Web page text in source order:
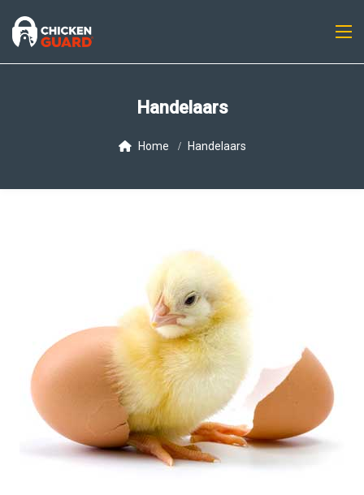
Handelaars
Home Handelaars